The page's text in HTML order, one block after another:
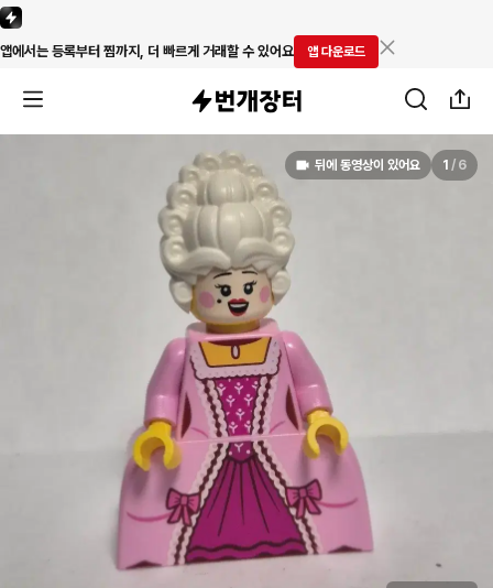
앱에서는 등록부터 찜까지, 더 빠르게 거래할 수 있어요 앱 다운로드
뒤에 동영상이 있어요 1 / 6